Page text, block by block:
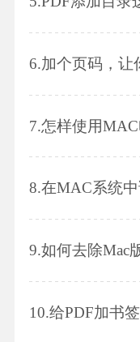
6.加个页码，让
7.怎样使用
8.在MAC系统
9.如何去除Mac
10.给PDF加书